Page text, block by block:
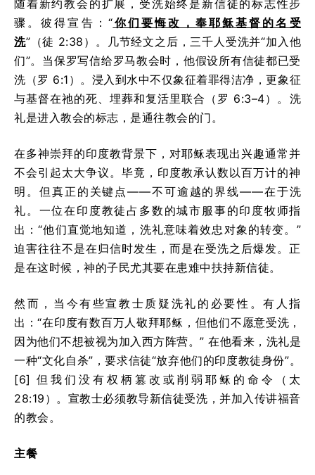
随着新约教会的扩展，受洗始终是新信徒的标志性步
骤。彼得宣告：“你们要悔改，奉耶稣基督的名受
洗”（徒 2:38）。几节经文之后，三千人受洗并“加入他
们”。当保罗写信给罗马教会时，他假设所有信徒都已受
洗（罗 6:1）。浸入到水中不仅象征着罪得洁净，更象征
与基督在祂的死、埋葬和复活里联合（罗 6:3–4）。洗
礼是进入教会的标志，是通往教会的门。
在多神崇拜的印度教背景下，对耶稣表现出兴趣通常并
不会引起太大争议。毕竟，印度教承认数以百万计的神
明。但真正的关键点——不可逾越的界线——在于洗
礼。一位在印度教徒占多数的城市服事的印度牧师指
出：“他们直觉地知道，洗礼意味着效忠对象的转变。”
迫害往往不是在归信时发生，而是在受洗之后爆发。正
是在这时候，神的子民尤其要在患难中扶持新信徒。
然而，当今有些宣教士质疑洗礼的必要性。有人指
出：“在印度有数百万人敬拜耶稣，但他们不愿意受洗，
因为他们不想被视为加入西方阵营。” 在他看来，洗礼是
一种“文化自杀”，要求信徒“放弃他们的印度教徒身份”。
[6] 但我们没有权柄篡改或削弱耶稣的命令（太
28:19）。宣教士必须教导新信徒受洗，并加入传讲福音
的教会。
主餐